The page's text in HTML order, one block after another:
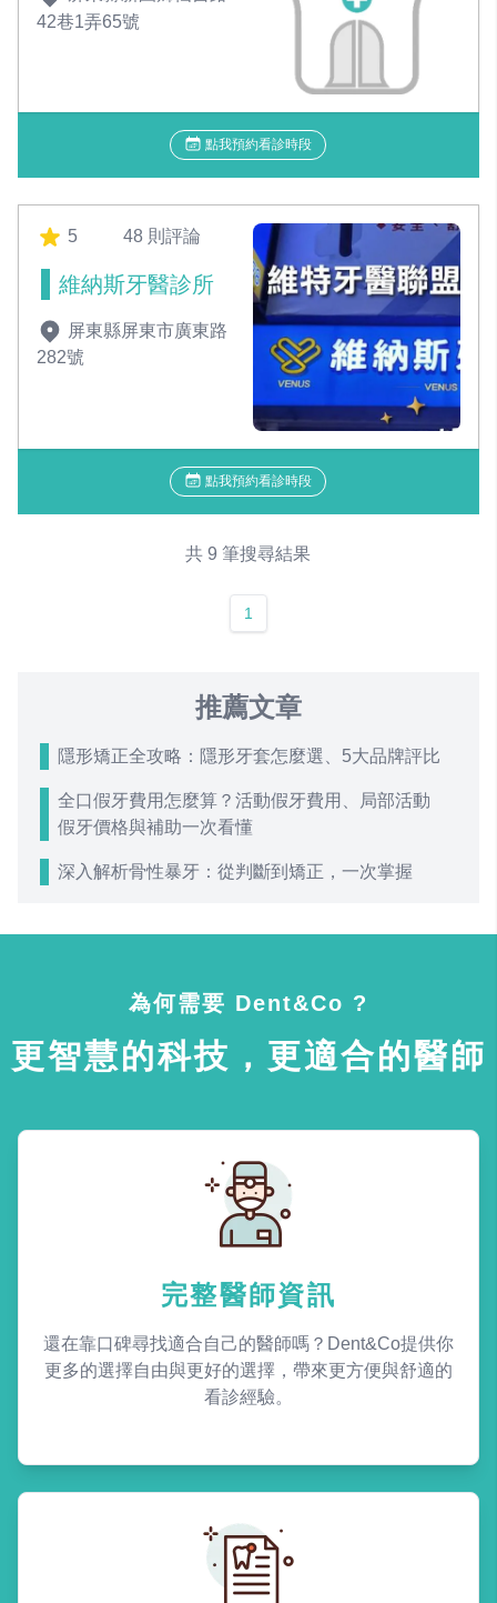
42巷1弄65號
點我預約看診時段
5 48 則評論
維納斯牙醫診所
屏東縣屏東市廣東路
282號
點我預約看診時段
共 9 筆搜尋結果
1
推薦文章
隱形矯正全攻略：隱形牙套怎麼選、5大品牌評比
全口假牙費用怎麼算？活動假牙費用、局部活動
假牙價格與補助一次看懂
深入解析骨性暴牙：從判斷到矯正，一次掌握
為何需要 Dent&Co ?
更智慧的科技，更適合的醫師
完整醫師資訊
還在靠口碑尋找適合自己的醫師嗎？Dent&Co提供你
更多的選擇自由與更好的選擇，帶來更方便與舒適的
看診經驗。